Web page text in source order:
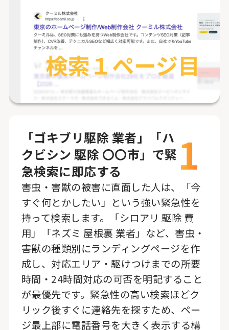
「ゴキブリ駆除 業者」「ハ
クビシン 駆除 〇〇市」で緊
急検索に即応する
1
害虫・害獣の被害に直面した人は、「今
すぐ何とかしたい」という強い緊急性を
持って検索します。「シロアリ 駆除 費
用」「ネズミ 屋根裏 業者」など、害虫・
害獣の種類別にランディングページを作
成し、対応エリア・駆けつけまでの所要
時間・24時間対応の可否を明記すること
が最優先です。緊急性の高い検索ほどク
リック後すぐに連絡先を探すため、ペー
ジ最上部に電話番号を大きく表示する構